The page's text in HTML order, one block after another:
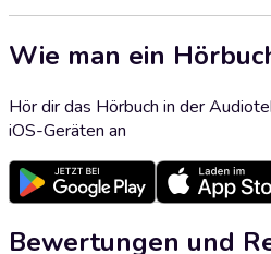
Wie man ein
Hör dir das Hörbuch in der
iOS-Geräten an
Bewertungen und